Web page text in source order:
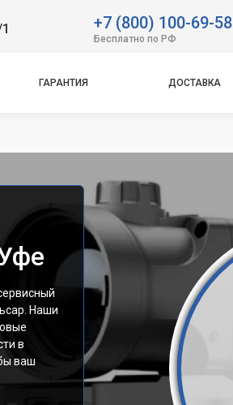
+7 (800) 100-69-58
Бесплатно по РФ
ГАРАНТИЯ ДОСТАВКА
Наши
в
ваш